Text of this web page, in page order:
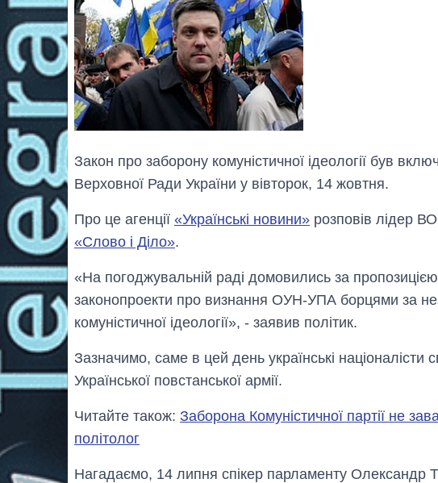
Закон про заборону комуністичної ідеології був
Верховної Ради України у вівторок, 14 жовтня.
Про це агенції «Українські новини» розповів лідер
«Слово і Діло».
«На погоджувальній раді домовились за
законопроекти про визнання ОУН-УПА борцями за
комуністичної ідеології», - заявив політик.
Зазначимо, саме в цей день українські націоналісти
Української повстанської армії.
Читайте також: Заборона Комуністичної партії не
політолог
Нагадаємо, 14 липня спікер парламенту Олександр